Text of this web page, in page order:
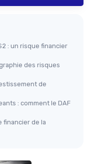
: un risque financier
des risques
de
: comment le DAF
financier de la